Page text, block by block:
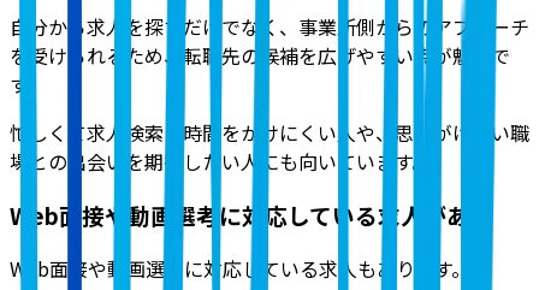
自分から求人を探すだけでなく、事業所側からのアプローチ
を受けられるため、転職先の候補を広げやすい点が魅力で
す。
忙しくて求人検索に時間をかけにくい人や、思いがけない職
場との出会いを期待したい人にも向いています。
Web面接や動画選考に対応している求人がある
Web面接や動画選考に対応している求人もあります。